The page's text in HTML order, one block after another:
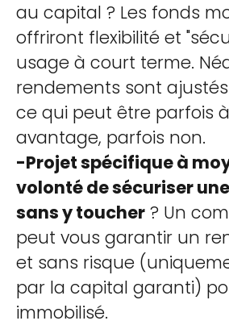
au capital ? Les fonds
offriront flexibilité et
usage à court terme.
rendements sont
ce qui peut être parfois
avantage, parfois non.
-Projet spécifique à
volonté de sécuriser
sans y toucher ? Un
peut vous garantir un
et sans risque
par la capital garanti)
immobilisé.